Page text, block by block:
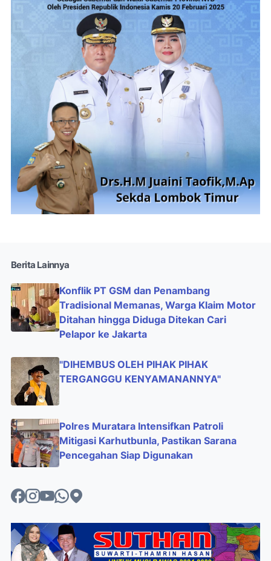
Berita Lainnya
Konflik PT GSM dan Penambang
Tradisional Memanas, Warga Klaim Motor
Ditahan hingga Diduga Ditekan Cari
Pelapor ke Jakarta
"DIHEMBUS OLEH PIHAK PIHAK
TERGANGGU KENYAMANANNYA"
Polres Muratara Intensifkan Patroli
Mitigasi Karhutbunla, Pastikan Sarana
Pencegahan Siap Digunakan